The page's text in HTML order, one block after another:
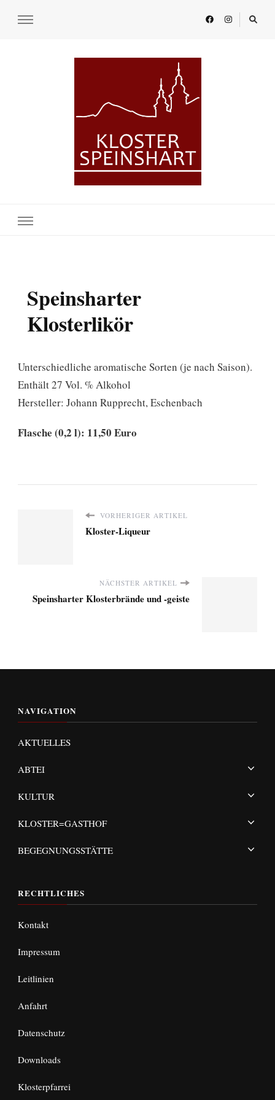
Speinsharter
Klosterlikör
Unterschiedliche aromatische Sorten (je nach Saison).
Enthält 27 Vol. % Alkohol
Hersteller: Johann Rupprecht, Eschenbach
Flasche (0,2 l): 11,50 Euro
VORHERIGER ARTIKEL
Kloster-Liqueur
NÄCHSTER ARTIKEL
Speinsharter Klosterbrände und -geiste
NAVIGATION
AKTUELLES
ABTEI
KULTUR
KLOSTER=GASTHOF
BEGEGNUNGSSTÄTTE
RECHTLICHES
Kontakt
Impressum
Leitlinien
Anfahrt
Datenschutz
Downloads
Klosterpfarrei